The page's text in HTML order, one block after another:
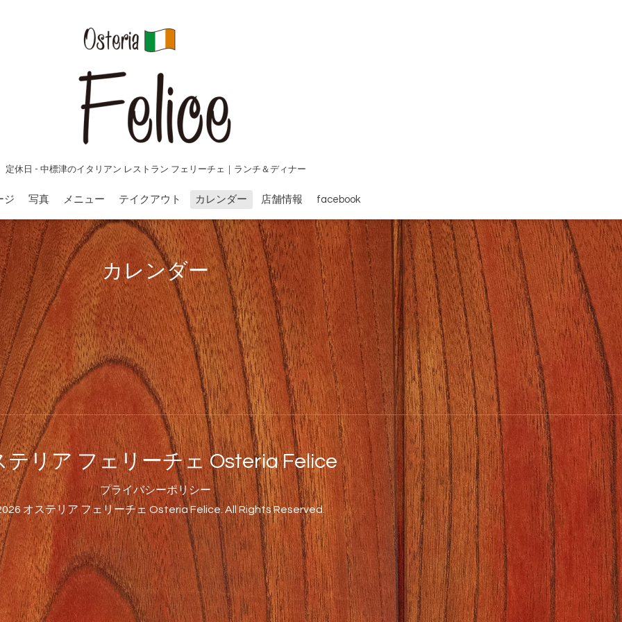
定休日 - 中標津のイタリアン レストラン フェリーチェ｜ランチ＆ディナー
ジ 写真 メニュー テイクアウト カレンダー 店舗情報 facebook
カレンダー
テリア フェリーチェ Osteria Felice
プライバシーポリシー
オステリア フェリーチェ Osteria Felice. All Rights Reserved.